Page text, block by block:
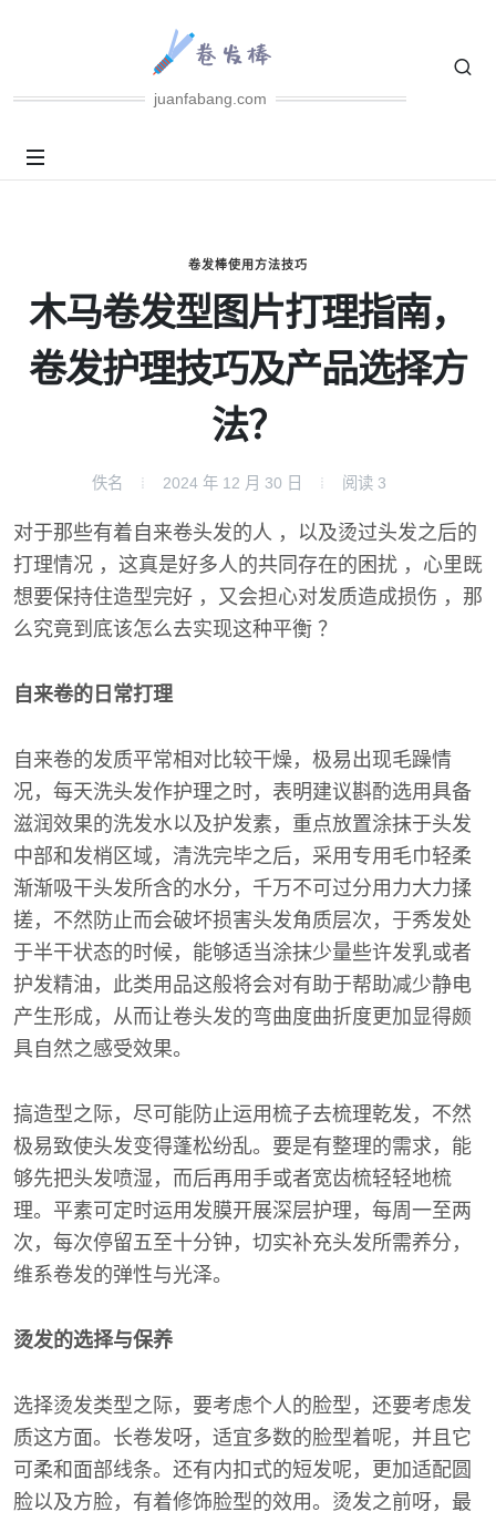
juanfabang.com
卷发棒使用方法技巧
木马卷发型图片打理指南，
卷发护理技巧及产品选择方
法？
佚名 2024 年 12 月 30 日 阅读 3
对于那些有着自来卷头发的人 ，以及烫过头发之后的
打理情况 ，这真是好多人的共同存在的困扰 ，心里既
想要保持住造型完好 ，又会担心对发质造成损伤 ，那
么究竟到底该怎么去实现这种平衡 ？
自来卷的日常打理
自来卷的发质平常相对比较干燥，极易出现毛躁情
况，每天洗头发作护理之时，表明建议斟酌选用具备
滋润效果的洗发水以及护发素，重点放置涂抹于头发
中部和发梢区域，清洗完毕之后，采用专用毛巾轻柔
渐渐吸干头发所含的水分，千万不可过分用力大力揉
搓，不然防止而会破坏损害头发角质层次，于秀发处
于半干状态的时候，能够适当涂抹少量些许发乳或者
护发精油，此类用品这般将会对有助于帮助减少静电
产生形成，从而让卷头发的弯曲度曲折度更加显得颇
具自然之感受效果。
搞造型之际，尽可能防止运用梳子去梳理乾发，不然
极易致使头发变得蓬松纷乱。要是有整理的需求，能
够先把头发喷湿，而后再用手或者宽齿梳轻轻地梳
理。平素可定时运用发膜开展深层护理，每周一至两
次，每次停留五至十分钟，切实补充头发所需养分，
维系卷发的弹性与光泽。
烫发的选择与保养
选择烫发类型之际，要考虑个人的脸型，还要考虑发
质这方面。长卷发呀，适宜多数的脸型着呢，并且它
可柔和面部线条。还有内扣式的短发呢，更加适配圆
脸以及方脸，有着修饰脸型的效用。烫发之前呀，最